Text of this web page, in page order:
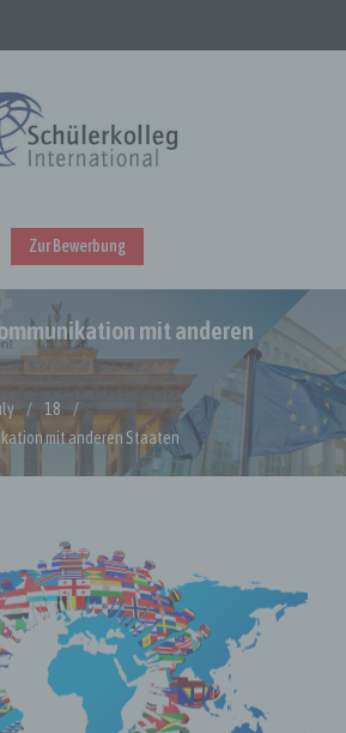
Zur Bewerbung
mit anderen
18
mit anderen Staaten